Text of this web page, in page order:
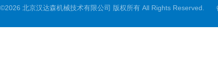
©2026 北京汉达森机械技术有限公司 版权所有 All Rights Reserved.